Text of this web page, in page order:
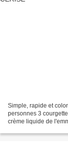
Simple, rapide et
personnes 3
crème liquide de